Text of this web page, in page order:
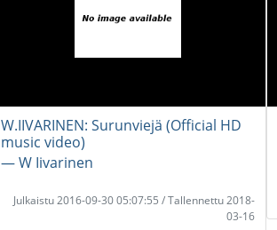
W.IIVARINEN: Surunviejä (Official HD
music video)
― W Iivarinen
Julkaistu 2016-09-30 05:07:55 / Tallennettu 2018-
03-16